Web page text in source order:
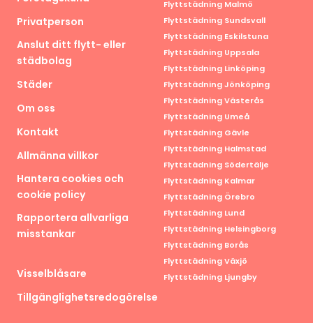
Privatperson
Anslut ditt flytt- eller
städbolag
Städer
Om oss
Kontakt
Allmänna villkor
Hantera cookies och
cookie policy
Rapportera allvarliga
misstankar
Visselblåsare
Tillgänglighetsredogörelse
Flyttstädning Malmö
Flyttstädning Sundsvall
Flyttstädning Eskilstuna
Flyttstädning Uppsala
Flyttstädning Linköping
Flyttstädning Jönköping
Flyttstädning Västerås
Flyttstädning Umeå
Flyttstädning Gävle
Flyttstädning Halmstad
Flyttstädning Södertälje
Flyttstädning Kalmar
Flyttstädning Örebro
Flyttstädning Lund
Flyttstädning Helsingborg
Flyttstädning Borås
Flyttstädning Växjö
Flyttstädning Ljungby